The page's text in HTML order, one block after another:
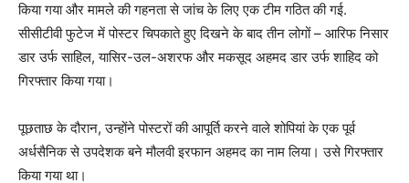
किया गया और मामले की गहनता से जांच के लिए एक टीम गठित की गई.
सीसीटीवी फुटेज में पोस्टर चिपकाते हुए दिखने के बाद तीन लोगों – आरिफ निसार
डार उर्फ ​​साहिल, यासिर-उल-अशरफ और मकसूद अहमद डार उर्फ ​​शाहिद को
गिरफ्तार किया गया।
पूछताछ के दौरान, उन्होंने पोस्टरों की आपूर्ति करने वाले शोपियां के एक पूर्व
अर्धसैनिक से उपदेशक बने मौलवी इरफान अहमद का नाम लिया। उसे गिरफ्तार
किया गया था।